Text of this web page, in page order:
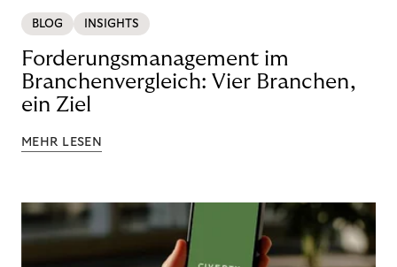
BLOG INSIGHTS
Forderungsmanagement im
Branchenvergleich: Vier Branchen,
ein Ziel
MEHR LESEN